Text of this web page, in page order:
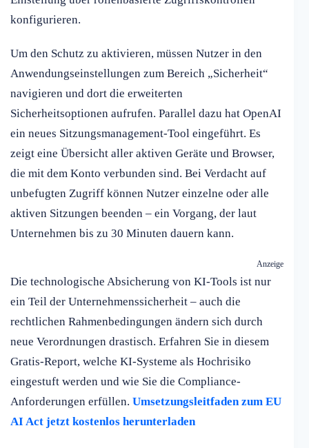
konfigurieren.
Um den Schutz zu aktivieren, müssen Nutzer in den
Anwendungseinstellungen zum Bereich „Sicherheit“
navigieren und dort die erweiterten
Sicherheitsoptionen aufrufen. Parallel dazu hat OpenAI
ein neues Sitzungsmanagement-Tool eingeführt. Es
zeigt eine Übersicht aller aktiven Geräte und Browser,
die mit dem Konto verbunden sind. Bei Verdacht auf
unbefugten Zugriff können Nutzer einzelne oder alle
aktiven Sitzungen beenden – ein Vorgang, der laut
Unternehmen bis zu 30 Minuten dauern kann.
Anzeige
Die technologische Absicherung von KI-Tools ist nur
ein Teil der Unternehmenssicherheit – auch die
rechtlichen Rahmenbedingungen ändern sich durch
neue Verordnungen drastisch. Erfahren Sie in diesem
Gratis-Report, welche KI-Systeme als Hochrisiko
eingestuft werden und wie Sie die Compliance-
Anforderungen erfüllen. Umsetzungsleitfaden zum EU
AI Act jetzt kostenlos herunterladen